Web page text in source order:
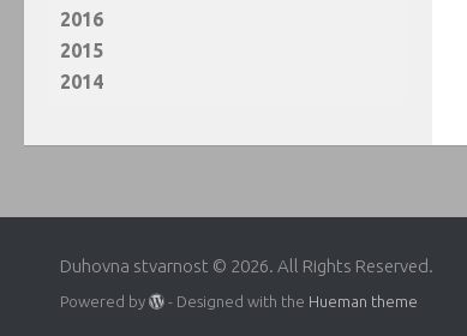
2016
2015
2014
Duhovna stvarnost © 2026. All Rights Reserved.
Powered by - Designed with the Hueman theme